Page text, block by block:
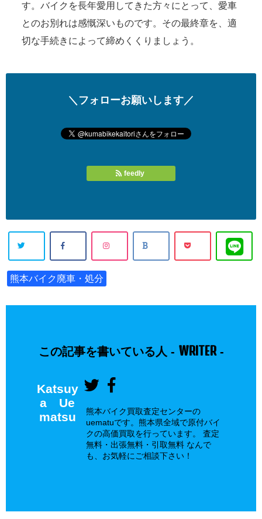
す。バイクを長年愛用してきた方々にとって、愛車
とのお別れは感慨深いものです。その最終章を、適
切な手続きによって締めくくりましょう。
＼フォローお願いします／
feedly
熊本バイク廃車・処分
この記事を書いている人 - WRITER-
Katsuy
a Ue
matsu
熊本バイク買取査定センターの
uematuです。熊本県全域で原付バイ
クの高価買取を行っています。 査定
無料・出張無料・引取無料 なんで
も、お気軽にご相談下さい！